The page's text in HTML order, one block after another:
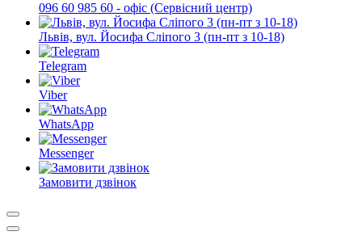
096 60 985 60 - офіс (Сервісний центр)
Львів, вул. Йосифа Сліпого 3 (пн-пт з 10-18)
Telegram
Viber
WhatsApp
Messenger
Замовити дзвінок